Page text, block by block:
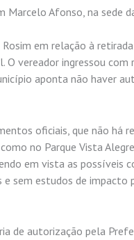
Marcelo Afonso, na sede
em relação à
vereador ingressou
aponta não haver
oficiais, que não há
no Parque Vista
em vista as possíveis
sem estudos de impacto
de autorização pela